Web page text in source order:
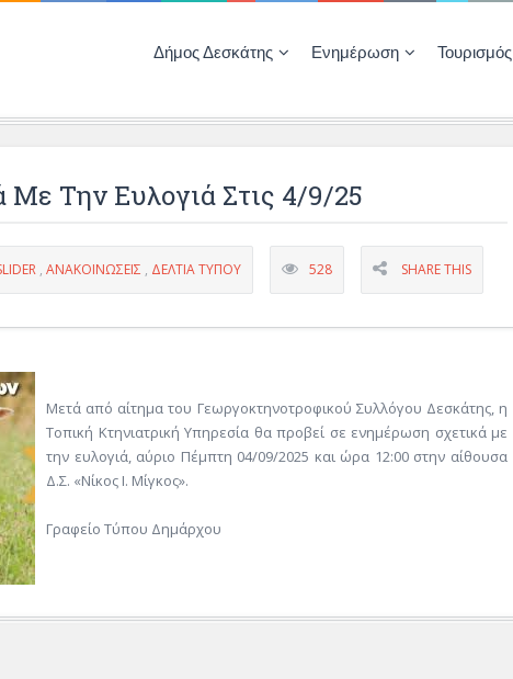
Δήμος Δεσκάτης Ενημέρωση Τουρισμός
Την Ευλογιά Στις 4/9/25
, ΑΝΑΚΟΙΝΏΣΕΙΣ , ΔΕΛΤΊΑ ΤΎΠΟΥ 528 SHARE THIS
Μετά από αίτημα του Γεωργοκτηνοτροφικού Συλλόγου Δεσκάτης, η
Τοπική Κτηνιατρική Υπηρεσία θα προβεί σε ενημέρωση σχετικά με
την ευλογιά, αύριο Πέμπτη 04/09/2025 και ώρα 12:00 στην αίθουσα
Δ.Σ. «Νίκος Ι. Μίγκος».
Γραφείο Τύπου Δημάρχου